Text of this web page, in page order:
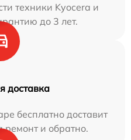
техники Kyocera и
до 3 лет.
доставка
бесплатно доставит
ремонт и обратно.